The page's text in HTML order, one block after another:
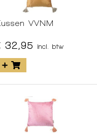
VVNM
32,95 incl. btw